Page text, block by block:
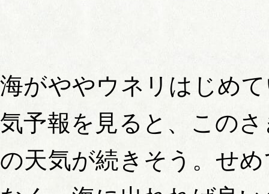
海がややウネリはじめ
気予報を見ると、この
の天気が続きそう。せ